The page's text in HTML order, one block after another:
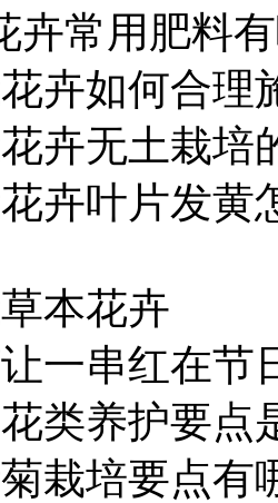
卉常用肥料
卉如何合理
卉无土栽培
卉叶片发黄
本花卉
一串红在节
类养护要点
栽培要点有